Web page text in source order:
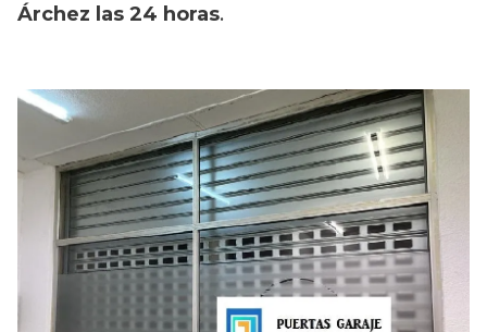
Árchez las 24 horas.